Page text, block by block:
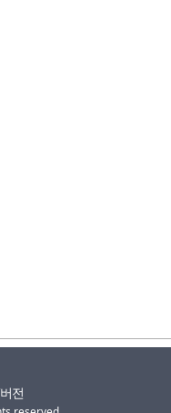
전